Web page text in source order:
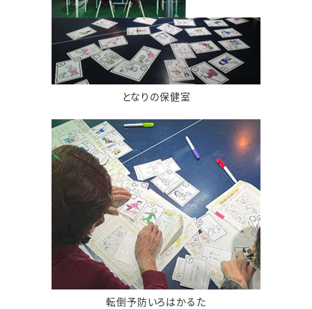
となりの保健室
転倒予防いろはかるた